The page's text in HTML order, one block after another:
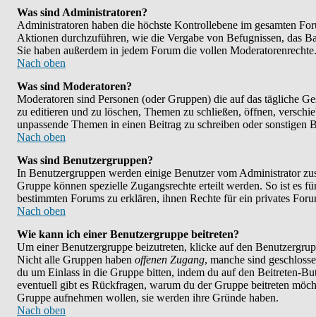
Was sind Administratoren?
Administratoren haben die höchste Kontrollebene im gesamten
Aktionen durchzuführen, wie die Vergabe von Befugnissen, das
Sie haben außerdem in jedem Forum die vollen Moderatorenrechte.
Nach oben
Was sind Moderatoren?
Moderatoren sind Personen (oder Gruppen) die auf das tägliche
zu editieren und zu löschen, Themen zu schließen, öffnen,
unpassende Themen in einen Beitrag zu schreiben oder sonstigen
Nach oben
Was sind Benutzergruppen?
In Benutzergruppen werden einige Benutzer vom Administrator
Gruppe können spezielle Zugangsrechte erteilt werden. So ist es
bestimmten Forums zu erklären, ihnen Rechte für ein privates
Nach oben
Wie kann ich einer Benutzergruppe beitreten?
Um einer Benutzergruppe beizutreten, klicke auf den
Nicht alle Gruppen haben offenen Zugang, manche sind
du um Einlass in die Gruppe bitten, indem du auf den Beitreten-
eventuell gibt es Rückfragen, warum du der Gruppe beitreten
Gruppe aufnehmen wollen, sie werden ihre Gründe haben.
Nach oben